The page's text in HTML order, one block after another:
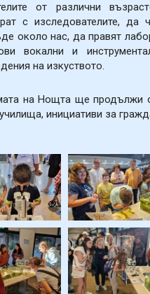
от различни
с изследователите,
около нас, да правят
вокални и
на изкуството.
на Нощта ще продължи
инициативи за